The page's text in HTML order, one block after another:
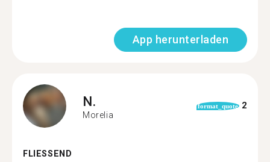
App herunterladen
N.
Morelia
format_quote 2
FLIESSEND